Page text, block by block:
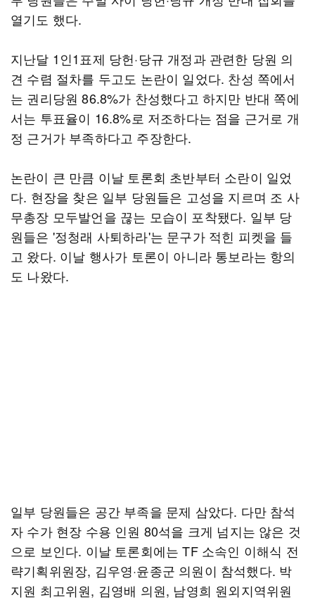
열기도 했다.
지난달 1인1표제 당헌·당규 개정과 관련한 당원 의
견 수렴 절차를 두고도 논란이 일었다. 찬성 쪽에서
는 권리당원 86.8%가 찬성했다고 하지만 반대 쪽에
서는 투표율이 16.8%로 저조하다는 점을 근거로 개
정 근거가 부족하다고 주장한다.
논란이 큰 만큼 이날 토론회 초반부터 소란이 일었
다. 현장을 찾은 일부 당원들은 고성을 지르며 조 사
무총장 모두발언을 끊는 모습이 포착됐다. 일부 당
원들은 '정청래 사퇴하라'는 문구가 적힌 피켓을 들
고 왔다. 이날 행사가 토론이 아니라 통보라는 항의
도 나왔다.
일부 당원들은 공간 부족을 문제 삼았다. 다만 참석
자 수가 현장 수용 인원 80석을 크게 넘지는 않은 것
으로 보인다. 이날 토론회에는 TF 소속인 이해식 전
략기획위원장, 김우영·윤종군 의원이 참석했다. 박
지원 최고위원, 김영배 의원, 남영희 원외지역위원